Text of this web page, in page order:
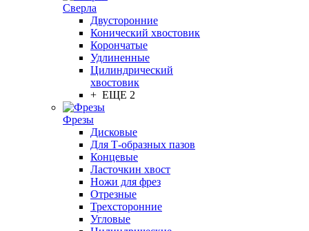
Сверла
Двусторонние
Конический хвостовик
Корончатые
Удлиненные
Цилиндрический
хвостовик
+ ЕЩЕ 2
Фрезы
Дисковые
Для Т-образных пазов
Концевые
Ласточкин хвост
Ножи для фрез
Отрезные
Трехсторонние
Угловые